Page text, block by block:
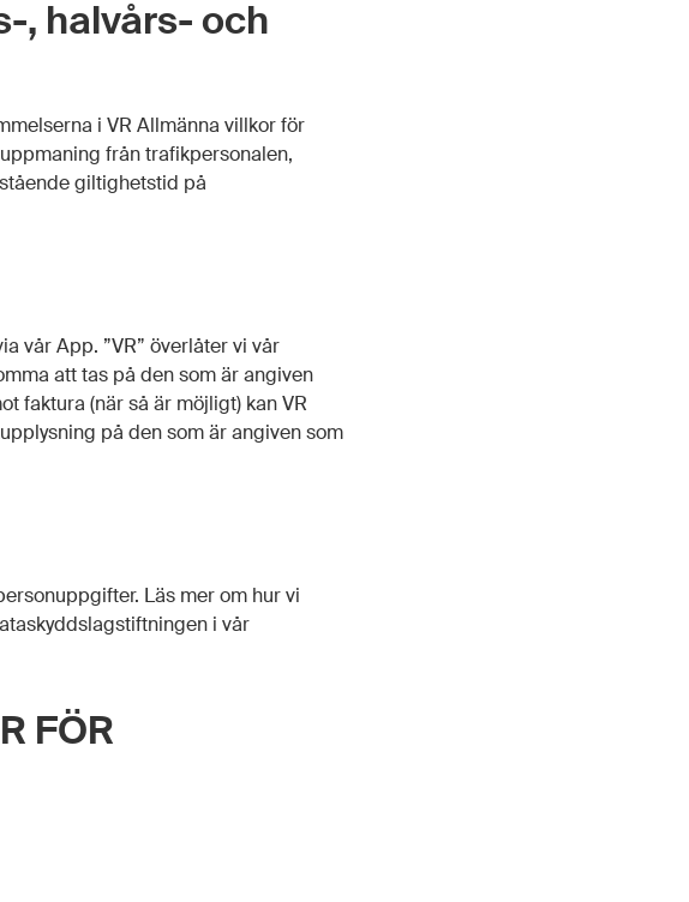
, halvårs- och
i VR Allmänna villkor för
från trafikpersonalen,
giltighetstid på
vår App. ”VR” överlåter vi vår
att tas på den som är angiven
faktura (när så är möjligt) kan VR
på den som är angiven som
Läs mer om hur vi
i vår
FÖR